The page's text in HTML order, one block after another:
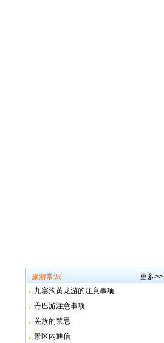
旅游常识
更多>>
九寨沟黄龙游的注意事项
丹巴游注意事项
羌族的禁忌
景区内通信